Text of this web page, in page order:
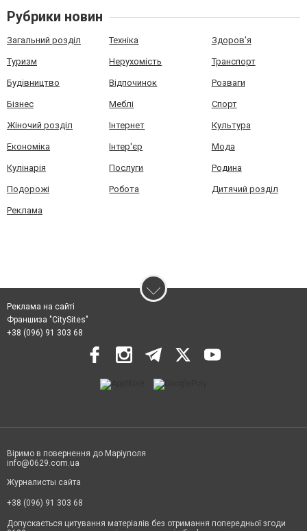
Рубрики новин
Загальний розділ Техніка Здоров'я
Туризм Нерухомість Транспорт
Будівництво Відпочинок Розваги
Бізнес Меблі Спорт
Жіночий розділ Інтернет Культура
Економіка Інтер'єр Мода
Кулінарія Послуги Родина
Подорожі Робота Дитячий розділ
Реклама
Реклама на сайті
Франшиза "CitySites"
+38 (096) 91 303 68
Віримо в повернення до Маріуполя
info@0629.com.ua
Журналисты сайта
+38 (096) 91 303 68
Допускається цитування матеріалів без отримання попередньої згоди